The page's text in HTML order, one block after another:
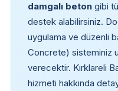
damgalı betongibi
destek alabilirsiniz.
uygulama ve düzenli
Concrete) sisteminiz
verecektir. Kırklareli
hizmeti hakkında